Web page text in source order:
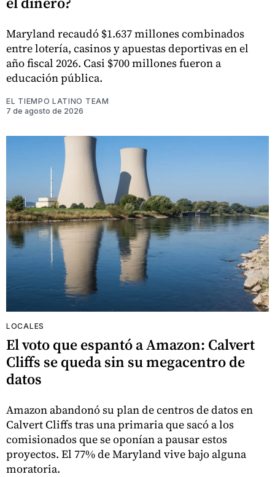
Maryland recaudó $1.637 millones combinados
entre lotería, casinos y apuestas deportivas en el
año fiscal 2026. Casi $700 millones fueron a
educación pública.
EL TIEMPO LATINO TEAM
7 de agosto de 2026
LOCALES
El voto que espantó a Amazon: Calvert
Cliffs se queda sin su megacentro de
datos
Amazon abandonó su plan de centros de datos en
Calvert Cliffs tras una primaria que sacó a los
comisionados que se oponían a pausar estos
proyectos. El 77% de Maryland vive bajo alguna
moratoria.